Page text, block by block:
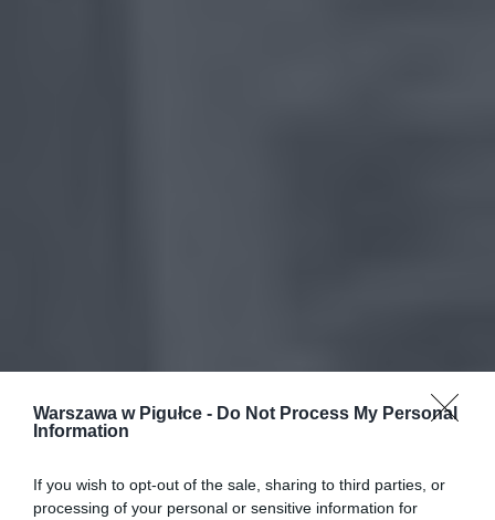
Warszawa w Pigułce - Do Not Process My Personal
Information
If you wish to opt-out of the sale, sharing to third parties, or
processing of your personal or sensitive information for